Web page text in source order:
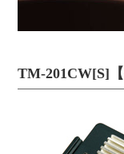
TM-201CW[S]